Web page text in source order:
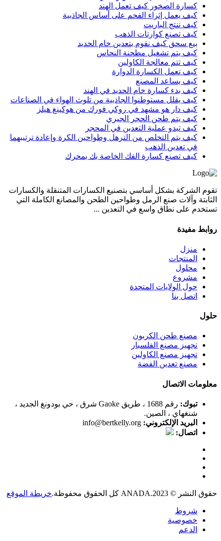
كسارة الصخور كيف تعمل الهند
كيف يعمل إثراء الفحم على أساس الجاذبية
كيف ننتج الباريت
كيف تصنع كوارتات الذهب
بيع سحق كيف نقوم بتعدين خام الحديد
كيف يتم تشغيل مطحنة النحاس
كيف تتم معالجة الكاولين
كيف تعمل الكسارة الدوارة
كيف يساعد المصنع
كيف بدء كسارة خام الحديد في الهند
كيف يقلل مستوطنوا الجاذبية من تلوث الهواء في الصناعات
كيف دار هو مشهد في روكي فورك من هوكينغ هيلز
كيف يتم طحن الحجر الجيري
كيف تبدو عملية التعدين في المحجر
كيف يتم التخلص من الترهل وطواحين الكرة وإعادة ترتيبهما
في تعدين الذهب
كيف تصنع كسارة الفك الخاصة بك بمحرك
تقوم الشركة بشكل أساسي بتصنيع الكسارات المتنقلة والكسارات
الثابتة وآلات صنع الرمل وطواحين الطحن والمصانع الكاملة التي
تستخدم على نطاق واسع في التعدين ...
روابط مفيدة
منزل
المنتجات
محلول
مشروع
حول الولايات المتحدة
اتصل بنا
حلول
مصنع طحن الكربون
تجهيز مصنع الفلسبار
تجهيز مصنع الكاولين
مصنع تعدين الفضة
معلومات الاتصال
تبوك:
رقم 1688 ، طريق Gaoke شرق ، حي بودونغ الجديد ،
شنغهاي ، الصين.
البريد الإلكتروني: info@bertkelly.org
اتصال:
حقوق النشر © 2023.ANADA كل الحقوق محفوظة. خريطة الموقع
شروط
خصوصية
الدعم